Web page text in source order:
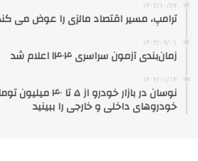
۱۴۰۲/۱۰/۲۷
ترامپ، مسیر اقتصاد مالزی را عوض می
۱۴۰۳/۰۹/۰۱
زمان‌بندی آزمون سراسری ۱۴۰۴ اعلام شد
۱۴۰۲/۱۱/۱۳
نوسان در بازار
خودروهای داخلی و خارجی را ببینید